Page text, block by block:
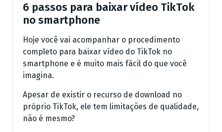
6 passos para baixar vídeo TikTok
no smartphone
Hoje você vai acompanhar o procedimento
completo para baixar vídeo do TikTok no
smartphone e é muito mais fácil do que você
imagina.
Apesar de existir o recurso de download no
próprio TikTok, ele tem limitações de qualidade,
não é mesmo?